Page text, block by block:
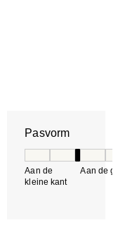
Pasvorm
Aan de
kleine kant
Aan de